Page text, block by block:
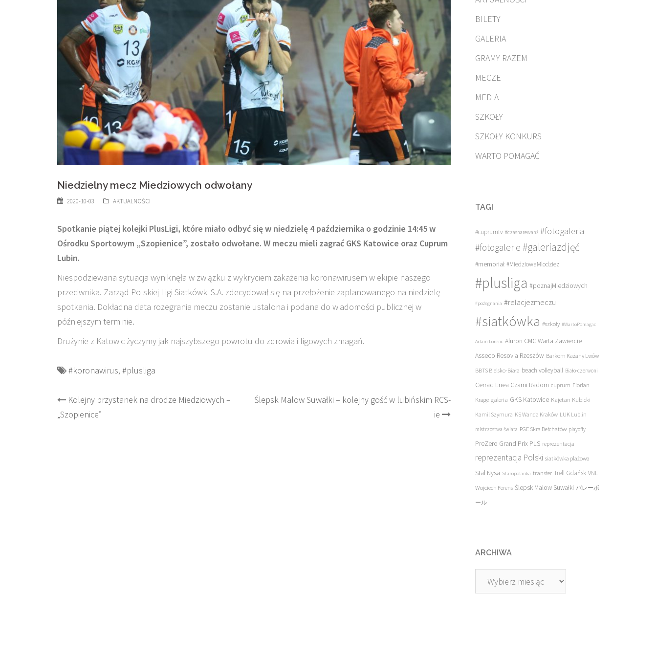
Niedzielny mecz Miedziowych odwołany
2020-10-03 AKTUALNOŚCI
Spotkanie piątej kolejki PlusLigi, które miało odbyć się w niedzielę 4 października o godzinie 14:45 w
Ośrodku Sportowym „Szopienice”, zostało odwołane. W meczu mieli zagrać GKS Katowice oraz Cuprum
Lubin.
Niespodziewana sytuacja wyniknęła w związku z wykryciem zakażenia koronawirusem w ekipie naszego
przeciwnika. Zarząd Polskiej Ligi Siatkówki S.A. zdecydował się na przełożenie zaplanowanego na niedzielę
spotkania. Dokładna data rozegrania meczu zostanie ustalona i podana do wiadomości publicznej w
późniejszym terminie.
Drużynie z Katowic życzymy jak najszybszego powrotu do zdrowia i ligowych zmagań.
#koronawirus, #plusliga
Post
navigation
Kolejny przystanek na drodze Miedziowych –
„Szopienice”
Ślepsk Malow Suwałki – kolejny gość w lubińskim RCS-
ie
BILETY
GALERIA
GRAMY RAZEM
MECZE
MEDIA
SZKOŁY
SZKOŁY KONKURS
WARTO POMAGAĆ
TAGI
#cuprumtv #czasnarewanż #fotogaleria
#fotogalerie #galeriazdjęć
#memoriał #MiedziowaMlodziez
#plusliga #poznajMiedziowych
#pożegnania #relacjezmeczu
#siatkówka #szkoły #WartoPomagac
Adam Lorenc Aluron CMC Warta Zawiercie
Asseco Resovia Rzeszów Barkom Każany Lwów
BBTS Bielsko-Biała beach volleyball Biało-czerwoni
Cerrad Enea Czarni Radom cuprum Florian
Krage galeria GKS Katowice Kajetan Kubicki
Kamil Szymura KS Wanda Kraków LUK Lublin
mistrzostwa świata PGE Skra Bełchatów playoffy
PreZero Grand Prix PLS reprezentacja
reprezentacja Polski siatkówka plażowa
Stal Nysa Staropolanka transfer Trefl Gdańsk VNL
Wojciech Ferens Ślepsk Malow Suwałki バレーボ
ール
ARCHIWA
Archiwa